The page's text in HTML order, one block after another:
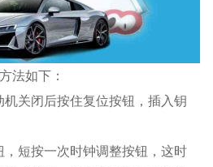
法如下：
关闭后按住复位按钮，插入钥
短按一次时钟调整按钮，这时